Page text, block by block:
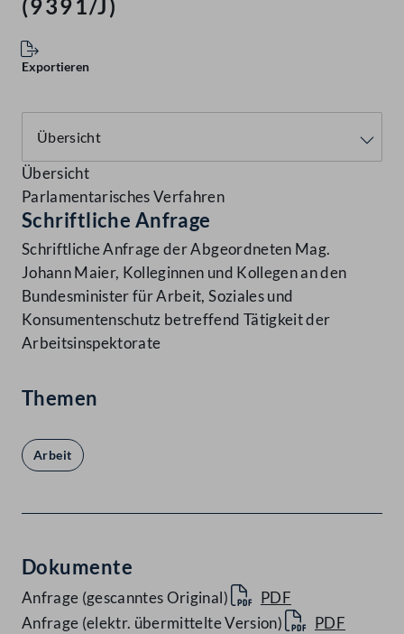
(9391/J)
Exportieren
Übersicht
Parlamentarisches Verfahren
Schriftliche Anfrage
Schriftliche Anfrage der Abgeordneten Mag.
Johann Maier, Kolleginnen und Kollegen an den
Bundesminister für Arbeit, Soziales und
Konsumentenschutz betreffend Tätigkeit der
Arbeitsinspektorate
Themen
Arbeit
Dokumente
Anfrage (gescanntes Original)
PDF
Anfrage (elektr. übermittelte Version)
PDF